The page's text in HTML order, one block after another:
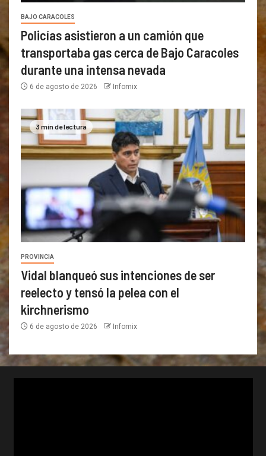
BAJO CARACOLES
Policías asistieron a un camión que
transportaba gas cerca de Bajo Caracoles
durante una intensa nevada
6 de agosto de 2026 Infomix
3 min de lectura
PROVINCIA
Vidal blanqueó sus intenciones de ser
reelecto y tensó la pelea con el
kirchnerismo
6 de agosto de 2026 Infomix